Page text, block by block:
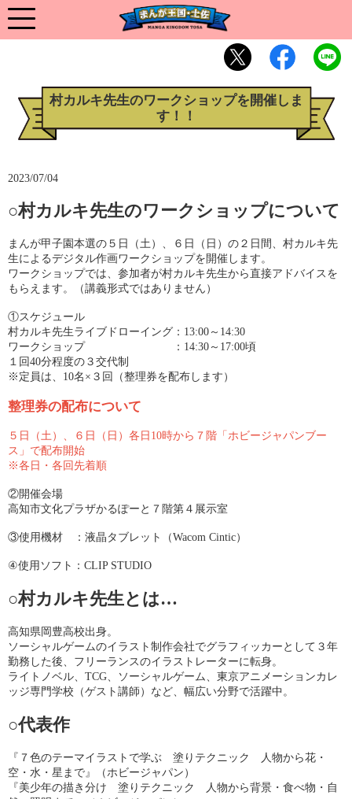
村カルキ先生のワークショップを開催しま
す！！
2023/07/04
○村カルキ先生のワークショップについて
まんが甲子園本選の５日（土）、６日（日）の２日間、村カルキ先
生によるデジタル作画ワークショップを開催します。
ワークショップでは、参加者が村カルキ先生から直接アドバイスを
もらえます。（講義形式ではありません）
①スケジュール
村カルキ先生ライブドローイング：13:00～14:30
ワークショップ ：14:30～17:00頃
１回40分程度の３交代制
※定員は、10名×３回（整理券を配布します）
整理券の配布について
５日（土）、６日（日）各日10時から７階「ホビージャパンブー
ス」で配布開始
※各日・各回先着順
②開催会場
高知市文化プラザかるぽーと７階第４展示室
③使用機材 ：液晶タブレット（Wacom Cintic）
④使用ソフト：CLIP STUDIO
○村カルキ先生とは…
高知県岡豊高校出身。
ソーシャルゲームのイラスト制作会社でグラフィッカーとして３年
勤務した後、フリーランスのイラストレーターに転身。
ライトノベル、TCG、ソーシャルゲーム、東京アニメーションカレ
ッジ専門学校（ゲスト講師）など、幅広い分野で活躍中。
○代表作
『７色のテーマイラストで学ぶ 塗りテクニック 人物から花・
空・水・星まで』（ホビージャパン）
『美少年の描き分け 塗りテクニック 人物から背景・食べ物・自